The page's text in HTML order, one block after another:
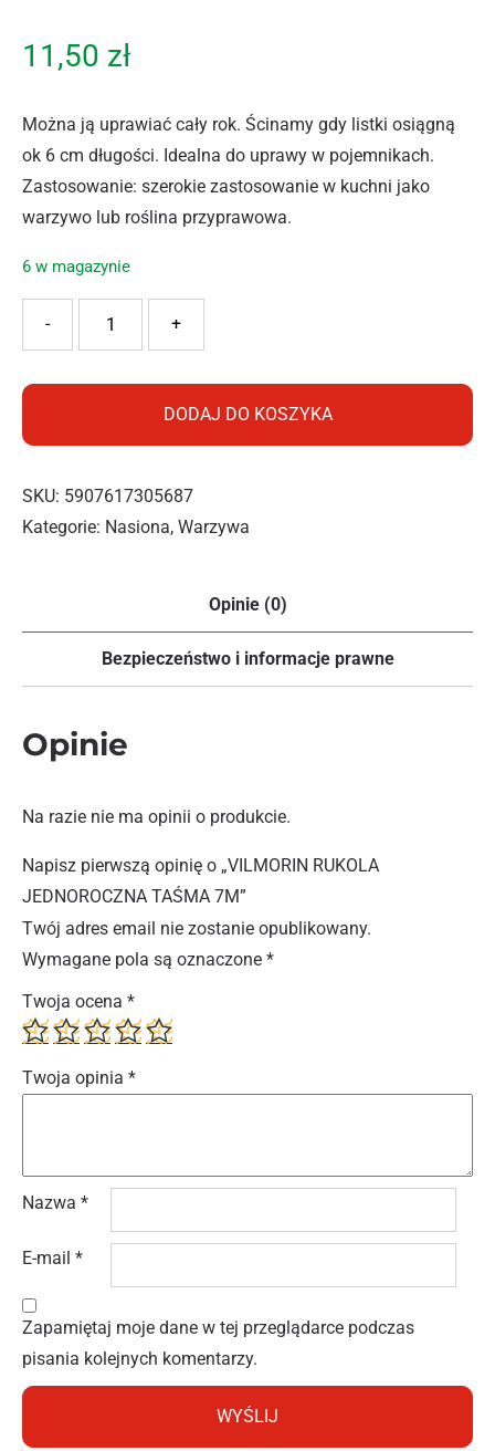
11,50 zł
Można ją uprawiać cały rok. Ścinamy gdy listki osiągną
ok 6 cm długości. Idealna do uprawy w pojemnikach.
Zastosowanie: szerokie zastosowanie w kuchni jako
warzywo lub roślina przyprawowa.
6 w magazynie
+
-
DODAJ DO KOSZYKA
SKU: 5907617305687
Kategorie: Nasiona, Warzywa
Opinie (0)
Bezpieczeństwo i informacje prawne
Opinie
Na razie nie ma opinii o produkcie.
Napisz pierwszą opinię o „VILMORIN RUKOLA
JEDNOROCZNA TAŚMA 7M”
Twój adres email nie zostanie opublikowany.
Wymagane pola są oznaczone *
Twoja ocena *
Twoja opinia *
Nazwa *
E-mail *
Zapamiętaj moje dane w tej przeglądarce podczas
pisania kolejnych komentarzy.